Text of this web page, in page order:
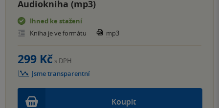
Audiokniha (mp3)
Ihned ke stažení
Kniha je ve formátu
mp3
Koupit
299 Kč s DPH
Jsme transparentní